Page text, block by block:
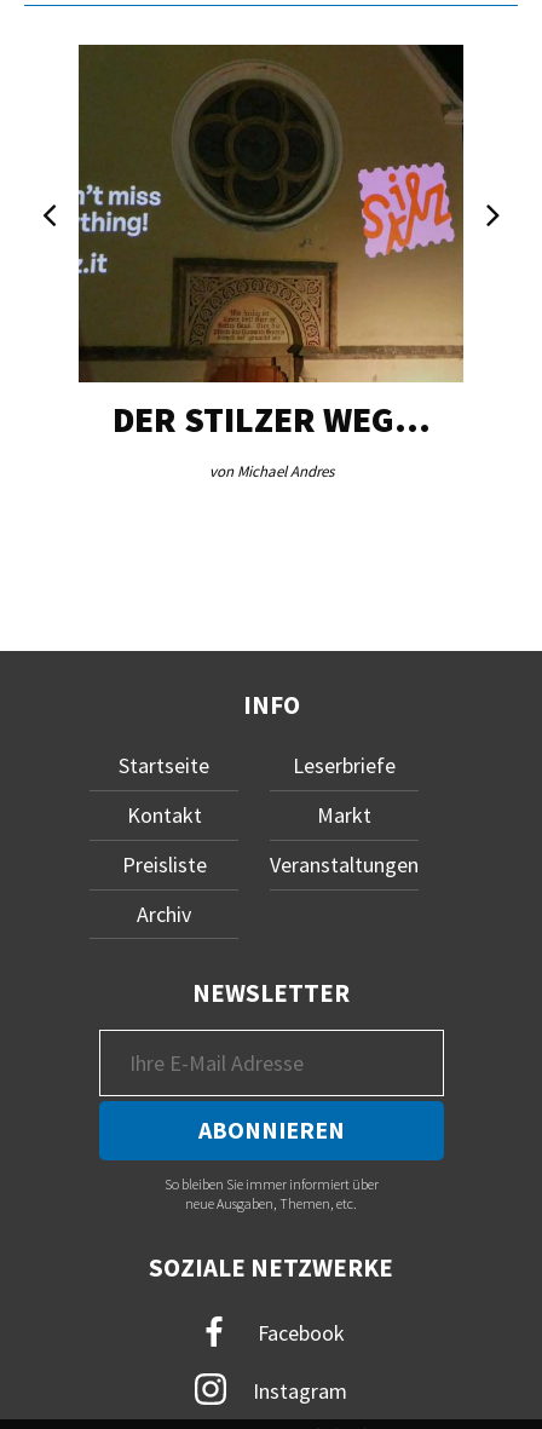
DER STILZER WEG…
von Michael Andres
INFO
Startseite
Kontakt
Preisliste
Archiv
Leserbriefe
Markt
Veranstaltungen
NEWSLETTER
So bleiben Sie immer informiert über
neue Ausgaben, Themen, etc.
SOZIALE NETZWERKE
Facebook
Instagram